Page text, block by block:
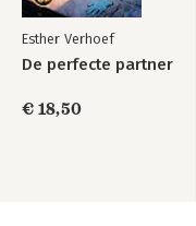
Esther Verhoef
De perfecte partner
€ 18,50